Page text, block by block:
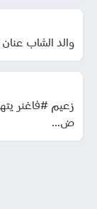
والد الشاب
زعيم #فاغنر
ض...